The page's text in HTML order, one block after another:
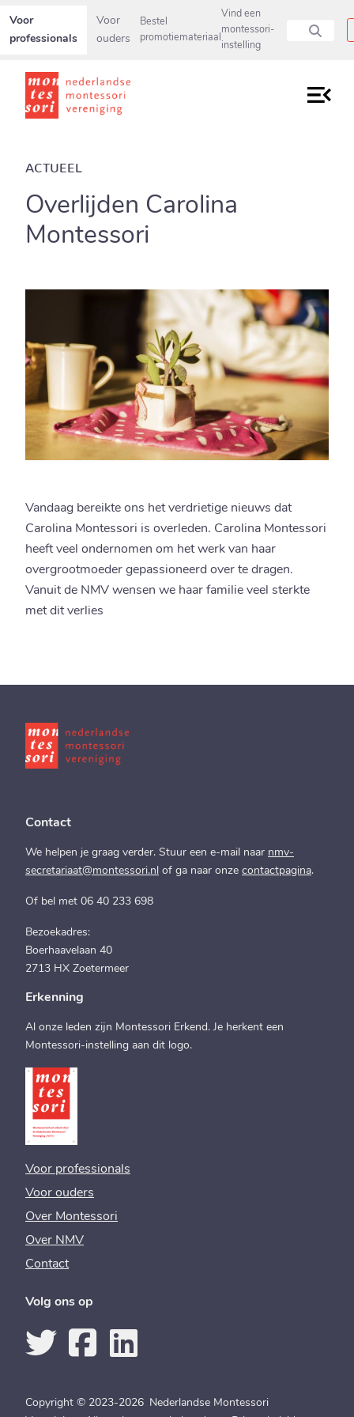
Overlijden Carolina
Montessori
ACTUEEL
Vandaag bereikte ons het verdrietige nieuws dat
Carolina Montessori is overleden. Carolina Montessori
heeft veel ondernomen om het werk van haar
overgrootmoeder gepassioneerd over te dragen.
Vanuit de NMV wensen we haar familie veel sterkte
met dit verlies
Secundaire navigatiemenu overslaan en direct naar pagina
Voor
professionals
Voor
ouders
Bestel
promotiemateriaal
Vind een
montessori-
instelling
Contact
We helpen je graag verder. Stuur een e-mail naar nmv-
secretariaat@montessori.nl of ga naar onze contactpagina.
Of bel met 06 40 233 698
Bezoekadres:
Boerhaavelaan 40
2713 HX Zoetermeer
Erkenning
Al onze leden zijn Montessori Erkend. Je herkent een
Montessori-instelling aan dit logo.
Voor professionals
Voor ouders
Over Montessori
Over NMV
Contact
Volg ons op
Copyright © 2023-2026 Nederlandse Montessori